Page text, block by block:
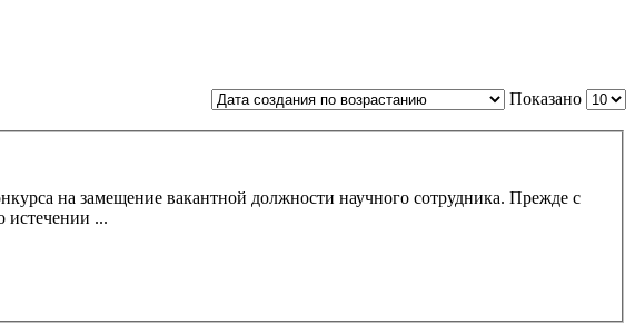
Показано
на замещение вакантной должности научного сотрудника. Прежде с
истечении ...